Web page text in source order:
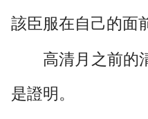
該臣服在自己的面
高清月之前的
是證明。